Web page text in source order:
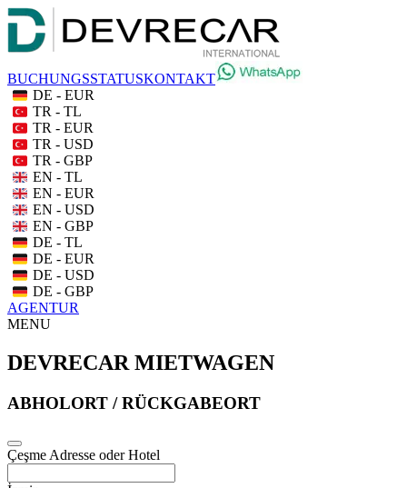
BUCHUNGSSTATUSKONTAKT
DE - EUR
TR - TL
TR - EUR
TR - USD
TR - GBP
EN - TL
EN - EUR
EN - USD
EN - GBP
DE - TL
DE - EUR
DE - USD
DE - GBP
AGENTUR
MENU
DEVRECAR MIETWAGEN
ABHOLORT / RÜCKGABEORT
Çeşme Adresse oder Hotel